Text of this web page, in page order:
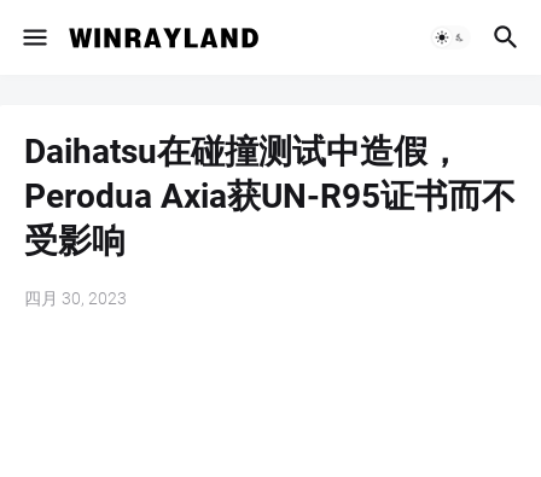
Daihatsu在碰撞测试中造假，
Perodua Axia获UN-R95证书而不
受影响
四月 30, 2023